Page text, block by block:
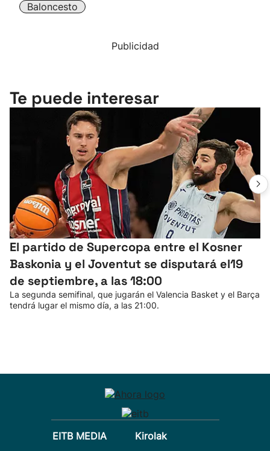
Baloncesto
Publicidad
Te puede interesar
El partido de Supercopa entre el Kosner
Baskonia y el Joventut se disputará el19
de septiembre, a las 18:00
La segunda semifinal, que jugarán el Valencia Basket y el Barça
tendrá lugar el mismo día, a las 21:00.
EITB MEDIA
Kirolak